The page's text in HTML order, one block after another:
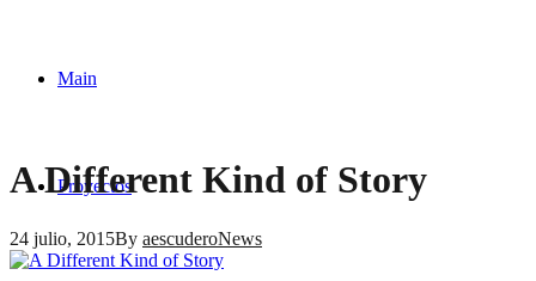
Main
Proyectos
A Different Kind of Story
24 julio, 2015By aescuderoNews